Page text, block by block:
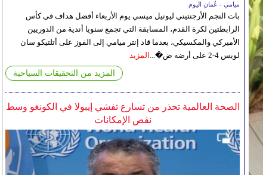
ميامي - عُمان اليوم
بات النجم الأرجنتيني ليونيل ميسي يوم الأربعاء أفضل هداف في كأس
الرابطتين لكرة القدم، المسابقة التي تجمع سنويا أندية من الدوريين
الأميركي والمكسيكي، بعدما قاد إنتر ميامي إلى الفوز على أتلتيكو سان
لويس 4-2 على أرضه ض�...
المزيد
المزيد من التحقيقات السياحية
الصحة العالمية تحذر من تسارع تفشي إيبولا في الكونغو وسط
نقص الإمكانات